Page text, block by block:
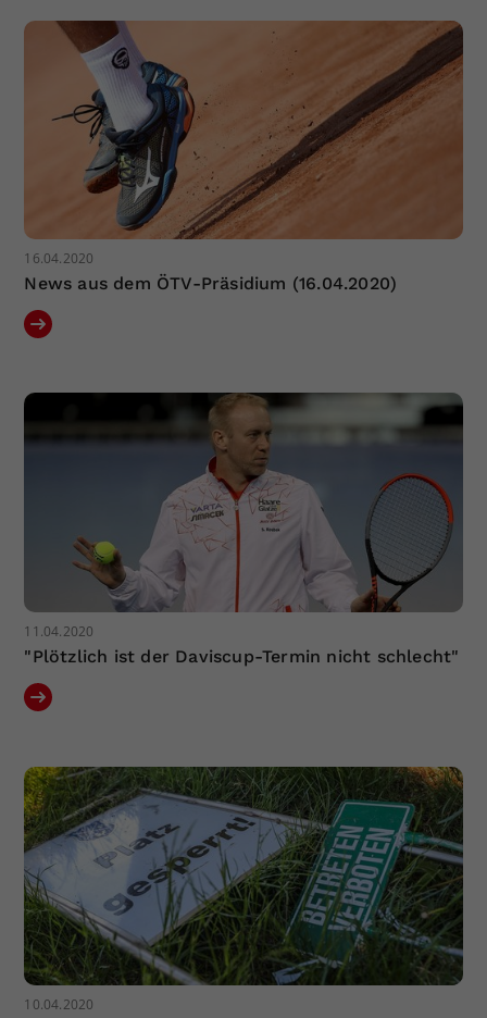
16.04.2020
News aus dem ÖTV-Präsidium (16.04.2020)
11.04.2020
"Plötzlich ist der Daviscup-Termin nicht schlecht"
10.04.2020
Zweck
Dieser Wert speichert Ihre Consent-
Einstellungen. Unter anderem eine
zufällig generierte ID, für die
historische Speicherung Ihrer
vorgenommen Einstellungen, falls der
Webseiten-Betreiber dies eingestellt
hat.